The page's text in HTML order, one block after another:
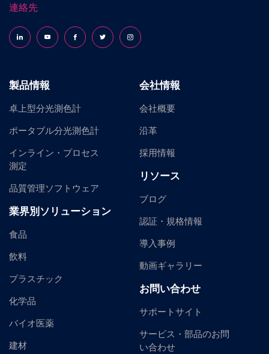
連絡先
Follow us on LinkedInFollow us on YouTubeFollow us on Facebook
Follow us on X (formerly Twitter)
Follow us on Instagram
製品情報
卓上型分光測色計
ポータブル分光測色計
インライン・プロセス
測定
品質管理ソフトウェア
業界別ソリューション
食品
飲料
プラスチック
化学品
バイオ医薬
建材
会社情報
会社概要
沿革
採用情報
リソース
ブログ
認証・規格情報
導入事例
動画ギャラリー
お問い合わせ
サポートサイト
サービス・部品のお問
い合わせ